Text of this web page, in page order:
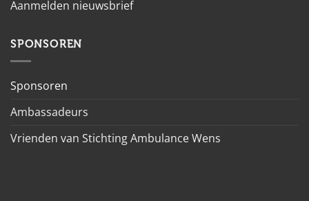
Aanmelden nieuwsbrief
SPONSOREN
Sponsoren
Ambassadeurs
Vrienden van Stichting Ambulance Wens